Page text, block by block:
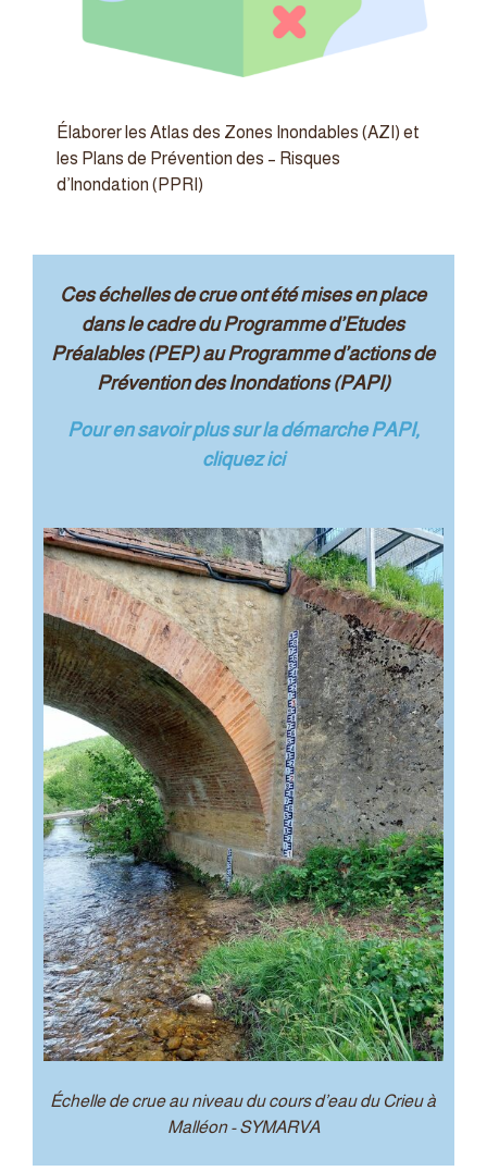
Élaborer les Atlas des Zones Inondables (AZI) et
les Plans de Prévention des – Risques
d’Inondation (PPRI)
Ces échelles de crue ont été mises en place
dans le cadre du Programme d’Etudes
Préalables (PEP) au Programme d’actions de
Prévention des Inondations (PAPI)
Pour en savoir plus sur la démarche PAPI,
cliquez ici
Échelle de crue au niveau du cours d’eau du Crieu à
Malléon - SYMARVA